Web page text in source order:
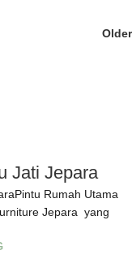
Older
Jati Jepara
Rumah Utama
Jepara yang